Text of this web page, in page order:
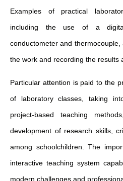
Examples of practical
including the use of a
conductometer and
the work and recording the results
Particular attention is paid to the
of laboratory classes, taking
project-based teaching
development of research skills,
among schoolchildren. The
interactive teaching system
modern challenges and